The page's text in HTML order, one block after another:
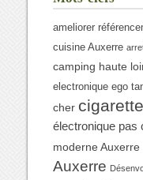
ameliorer
cuisine Auxerre
camping haute
electronique ego
cher
électronique pas
moderne Auxerre
Auxerre